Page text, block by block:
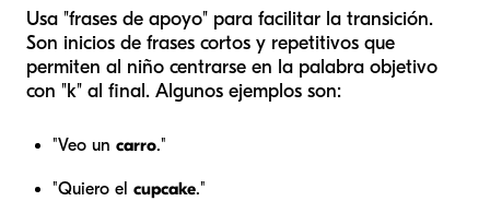
Usa "frases de apoyo" para facilitar la transición.
Son inicios de frases cortos y repetitivos que
permiten al niño centrarse en la palabra objetivo
con "k" al final. Algunos ejemplos son:
"Veo un carro."
"Quiero el cupcake."